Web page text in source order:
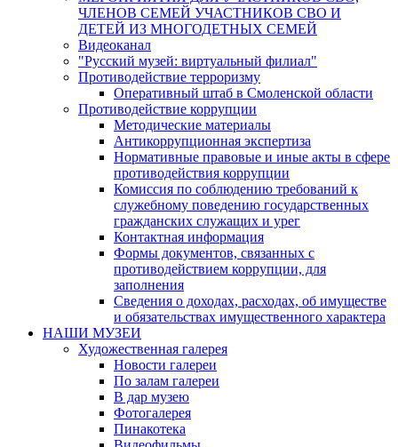
ЧЛЕНОВ СЕМЕЙ УЧАСТНИКОВ СВО И
ДЕТЕЙ ИЗ МНОГОДЕТНЫХ СЕМЕЙ
Видеоканал
"Русский музей: виртуальный филиал"
Противодействие терроризму
Оперативный штаб в Смоленской области
Противодействие коррупции
Методические материалы
Антикоррупционная экспертиза
Нормативные правовые и иные акты в сфере
противодействия коррупции
Комиссия по соблюдению требований к
служебному поведению государственных
гражданских служащих и урег
Контактная информация
Формы документов, связанных с
противодействием коррупции, для
заполнения
Сведения о доходах, расходах, об имуществе
и обязательствах имущественного характера
НАШИ МУЗЕИ
Художественная галерея
Новости галереи
По залам галереи
В дар музею
Фотогалерея
Пинакотека